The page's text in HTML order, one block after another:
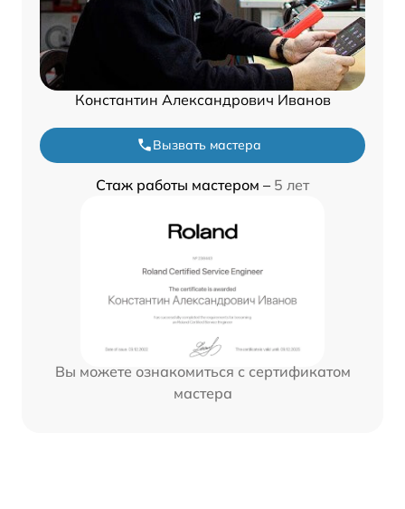
Константин Александрович Иванов
Вызвать мастера
Стаж работы мастером – 5 лет
Вы можете ознакомиться с сертификатом
мастера